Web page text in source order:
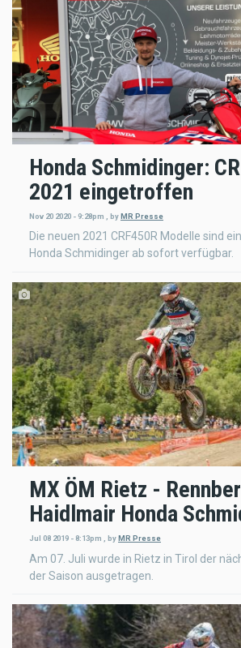
Honda Schmidinger:
2021 eingetroffen
Nov 20 2020 - 9:28pm byMR Presse
Die neuen 2021 CRF450R Modelle sind
Honda Schmidinger ab sofort verfügbar.
MX ÖM Rietz -
Haidlmair Honda
Jul 08 2019 - 8:13pm byMR Presse
Am 07. Juli wurde in Rietz in Tirol der
der Saison ausgetragen.